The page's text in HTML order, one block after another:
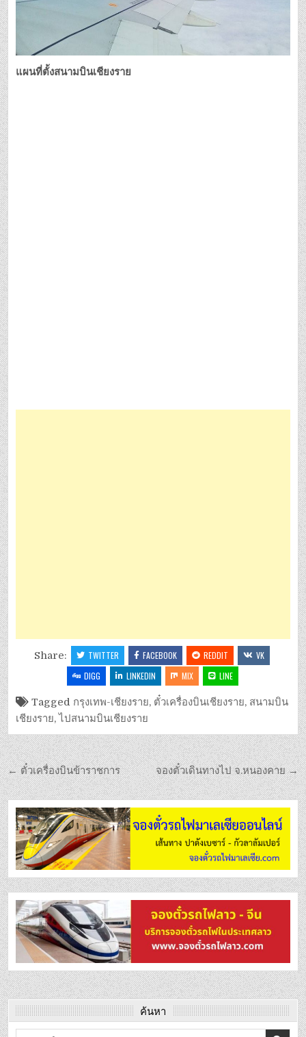
แผนที่ตั้งสนามบินเชียงราย
Share: TWITTER FACEBOOK REDDIT
VK
DIGG
LINKEDIN MIX LINE
Tagged กรุงเทพ-เชียงราย, ตั๋วเครื่องบินเชียงราย, สนามบิน
เชียงราย,ไปสนามบินเชียงราย
จองตั๋วเดินทางไป จ.หนองคาย →
← ตั๋วเครื่องบินข้าราชการ
ค้นหา